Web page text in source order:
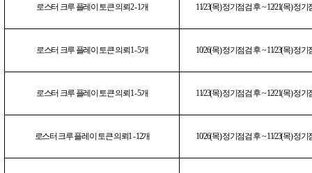
로스터 크루 플레이 토큰 의뢰2 - 1개 11/23(목)정기점검 후~ 12/21(목)정기
로스터 크루 플레이 토큰 의뢰 1 - 5개 10/26(목)정기점검 후~ 11/23(목)정기
로스터 크루 플레이 토큰 의뢰 1 - 5개 11/23(목)정기점검 후~ 12/21(목)정기
로스터 크루 플레이 토큰 의뢰1 - 12개 10/26(목)정기점검 후~ 11/23(목)정기